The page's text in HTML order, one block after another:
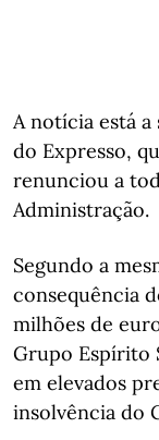
A notícia está a
do Expresso,
renunciou a
Administração.
Segundo a
consequência
milhões de
Grupo Espírito
em elevados
insolvência do